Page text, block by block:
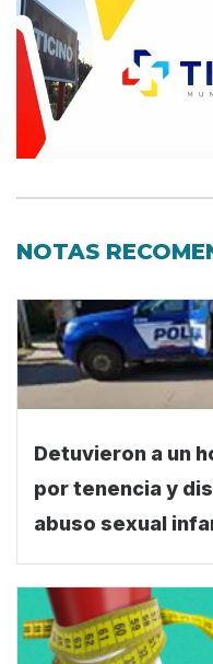
NOTAS
Detuvieron a un
por tenencia y
abuso sexual